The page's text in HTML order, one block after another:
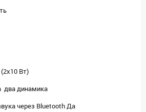
Вт)
два динамика
через Bluetooth Да